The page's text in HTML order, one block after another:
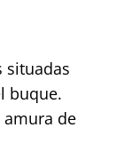
situadas
buque.
amura de